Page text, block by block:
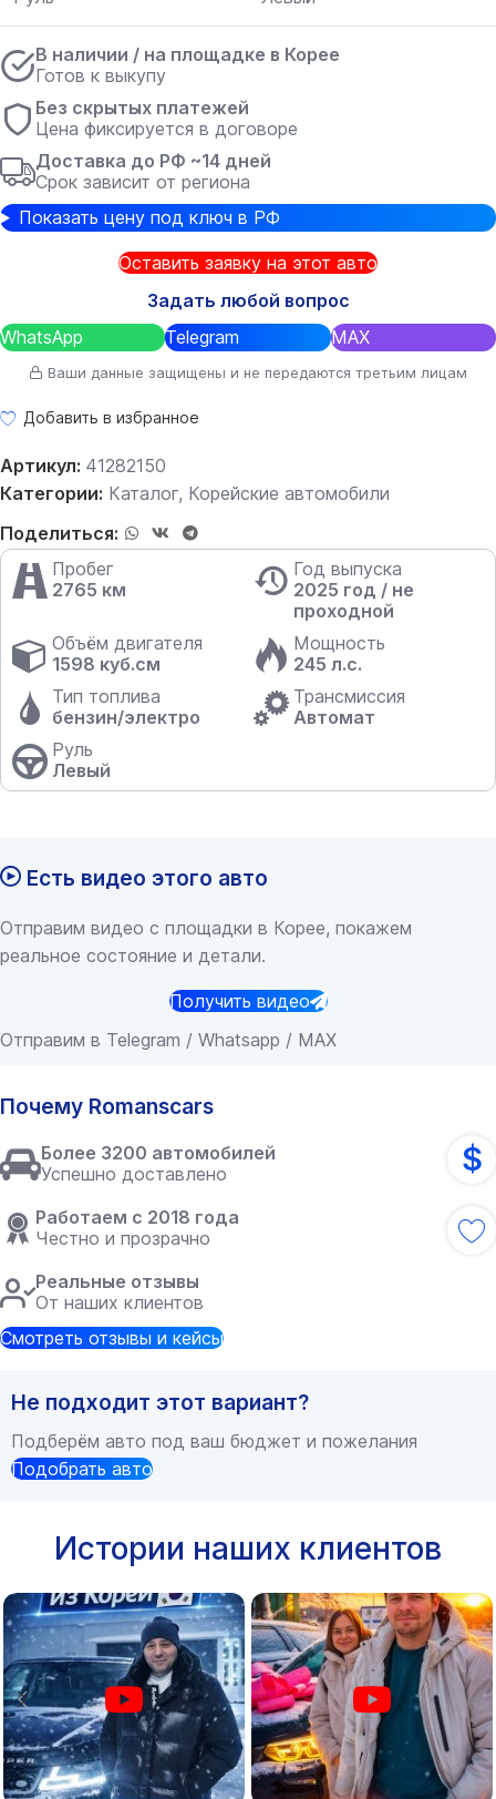
В наличии / на площадке в Корее
Готов к выкупу
Без скрытых платежей
Цена фиксируется в договоре
Доставка до РФ ~14 дней
Срок зависит от региона
Показать цену под ключ в РФ
Оставить заявку на этот авто
Задать любой вопрос
WhatsApp
Telegram MAX
Ваши данные защищены и не передаются третьим лицам
Добавить в избранное
Артикул: 41282150
Категории: Каталог, Корейские автомобили
Поделиться:
Пробег
2765 км
Год выпуска
2025 год / не
проходной
Объём двигателя
1598 куб.см
Мощность
245 л.с.
Тип топлива
бензин/электро
Трансмиссия
Автомат
Руль
Левый
Есть видео этого авто
Отправим видео с площадки в Корее, покажем
реальное состояние и детали.
Получить видео
Отправим в Telegram / Whatsapp / MAX
Почему Romanscars
Более 3200 автомобилей
Успешно доставлено
Работаем с 2018 года
Честно и прозрачно
Реальные отзывы
От наших клиентов
Смотреть отзывы и кейсы
Не подходит этот вариант?
Подберём авто под ваш бюджет и пожелания
Подобрать авто
Истории наших клиентов
$